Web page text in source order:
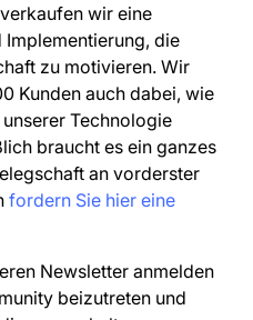
wir eine
die
zu motivieren. Wir
Kunden auch dabei, wie
Technologie
braucht es ein ganzes
an vorderster
fordern Sie hier eine
Newsletter anmelden
beizutreten und